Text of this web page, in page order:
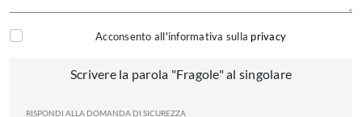
Acconsento all'informativa sulla privacy
Scrivere la parola "Fragole" al singolare